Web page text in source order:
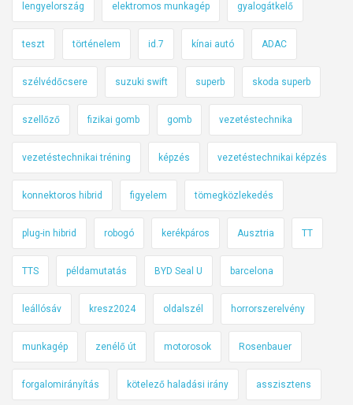
lengyelország elektromos munkagép gyalogátkelő
teszt történelem id.7 kínai autó ADAC
szélvédőcsere suzuki swift superb skoda superb
szellőző fizikai gomb gomb vezetéstechnika
vezetéstechnikai tréning képzés vezetéstechnikai képzés
konnektoros hibrid figyelem tömegközlekedés
plug-in hibrid robogó kerékpáros Ausztria TT
TTS példamutatás BYD Seal U barcelona
leállósáv kresz2024 oldalszél horrorszerelvény
munkagép zenélő út motorosok Rosenbauer
forgalomirányítás kötelező haladási irány asszisztens